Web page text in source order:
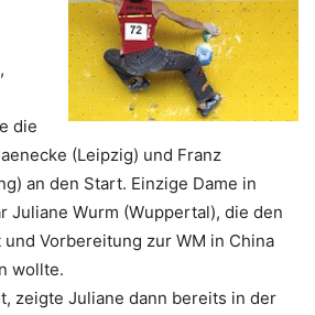
die
(Leipzig) und Franz
an den Start. Einzige Dame in
Juliane Wurm (Wuppertal), die den
Vorbereitung zur WM in China
wollte.
zeigte Juliane dann bereits in der